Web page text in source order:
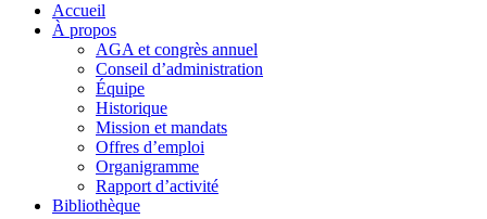
Accueil
À propos
AGA et congrès annuel
Conseil d’administration
Équipe
Historique
Mission et mandats
Offres d’emploi
Organigramme
Rapport d’activité
Bibliothèque